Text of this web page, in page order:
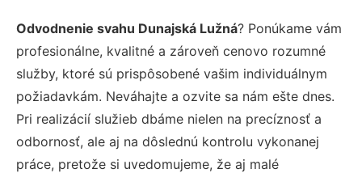
Odvodnenie svahu Dunajská Lužná? Ponúkame vám
profesionálne, kvalitné a zároveň cenovo rozumné
služby, ktoré sú prispôsobené vašim individuálnym
požiadavkám. Neváhajte a ozvite sa nám ešte dnes.
Pri realizácií služieb dbáme nielen na precíznosť a
odbornosť, ale aj na dôslednú kontrolu vykonanej
práce, pretože si uvedomujeme, že aj malé